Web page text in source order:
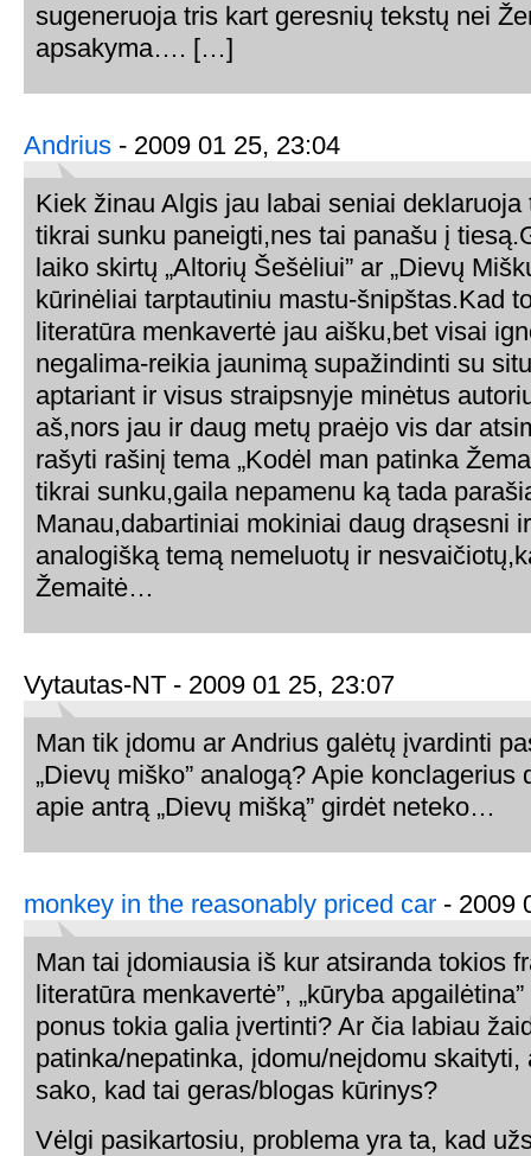
sugeneruoja tris kart geresnių tekstų nei
apsakyma…. […]
Andrius - 2009 01 25, 23:04
Kiek žinau Algis jau labai seniai
tikrai sunku paneigti,nes tai panašu į
laiko skirtų „Altorių Šešėliui” ar „Dievų
kūrinėliai tarptautiniu mastu-šnipštas.Kad
literatūra menkavertė jau aišku,bet visai
negalima-reikia jaunimą supažindinti su
aptariant ir visus straipsnyje minėtus
aš,nors jau ir daug metų praėjo vis dar
rašyti rašinį tema „Kodėl man patinka
tikrai sunku,gaila nepamenu ką tada
Manau,dabartiniai mokiniai daug drąsesni
analogišką temą nemeluotų ir
Žemaitė…
Vytautas-NT - 2009 01 25, 23:07
Man tik įdomu ar Andrius galėtų įvardinti
„Dievų miško” analogą? Apie konclagerius
apie antrą „Dievų mišką” girdėt neteko…
monkey in the reasonably priced car - 2009
Man tai įdomiausia iš kur atsiranda tokios
literatūra menkavertė”, „kūryba
ponus tokia galia įvertinti? Ar čia labiau
patinka/nepatinka, įdomu/neįdomu skaityti,
sako, kad tai geras/blogas kūrinys?
Vėlgi pasikartosiu, problema yra ta, kad